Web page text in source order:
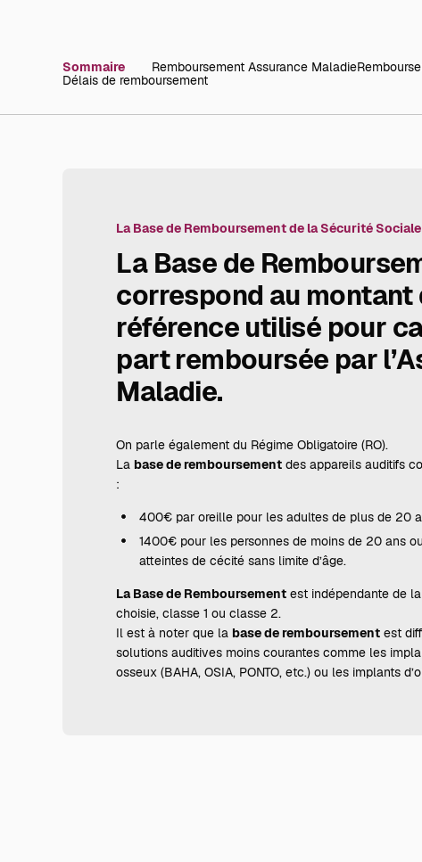
Sommaire Remboursement Assurance Maladie
Délais de remboursement
La Base de Remboursement de la Sécurité
La Base de
correspond au montant
référence utilisé pour
part remboursée par l’
Maladie.
On parle également du Régime Obligatoire (RO).
La base de remboursement des appareils auditifs
:
400€ par oreille pour les adultes de plus de 20
1400€ pour les personnes de moins de 20 ans
atteintes de cécité sans limite d’âge.
La Base de Remboursement est indépendante de
choisie, classe 1 ou classe 2.
Il est à noter que la base de remboursement est
solutions auditives moins courantes comme les
osseux (BAHA, OSIA, PONTO, etc.) ou les implants